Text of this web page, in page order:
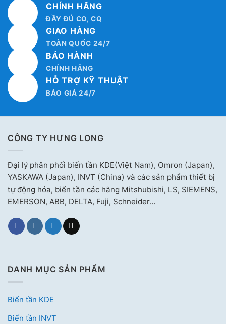
CHÍNH HÃNG
ĐẦY ĐỦ CO, CQ
GIAO HÀNG
TOÀN QUỐC 24/7
BẢO HÀNH
CHÍNH HÃNG
HỖ TRỢ KỸ THUẬT
BÁO GIÁ 24/7
CÔNG TY HƯNG LONG
Đại lý phân phối biến tần KDE(Việt Nam), Omron (Japan),
YASKAWA (Japan), INVT (China) và các sản phẩm thiết bị
tự động hóa, biến tần các hãng Mitshubishi, LS, SIEMENS,
EMERSON, ABB, DELTA, Fuji, Schneider…
DANH MỤC SẢN PHẨM
Biến tần KDE
Biến tần INVT